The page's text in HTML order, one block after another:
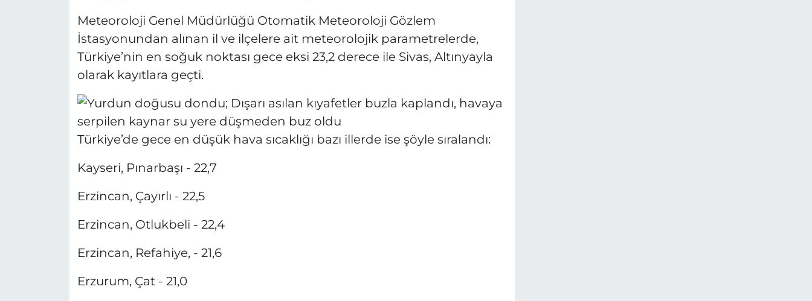
Meteoroloji Genel Müdürlüğü Otomatik Meteoroloji Gözlem
İstasyonundan alınan il ve ilçelere ait meteorolojik parametrelerde,
Türkiye’nin en soğuk noktası gece eksi 23,2 derece ile Sivas, Altınyayla
olarak kayıtlara geçti.
Türkiye’de gece en düşük hava sıcaklığı bazı illerde ise şöyle sıralandı:
Kayseri, Pınarbaşı - 22,7
Erzincan, Çayırlı - 22,5
Erzincan, Otlukbeli - 22,4
Erzincan, Refahiye, - 21,6
Erzurum, Çat - 21,0